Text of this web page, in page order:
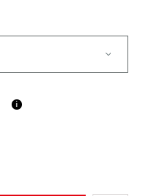
i